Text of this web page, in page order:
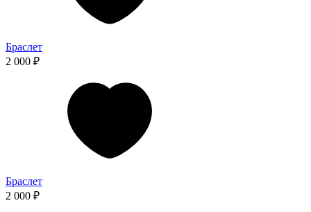
Браслет
2 000 ₽
Браслет
2 000 ₽